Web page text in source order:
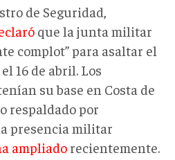
de Seguridad,
que la junta militar
complot” para asaltar el
16 de abril. Los
su base en Costa de
respaldado por
presencia militar
ampliado recientemente.